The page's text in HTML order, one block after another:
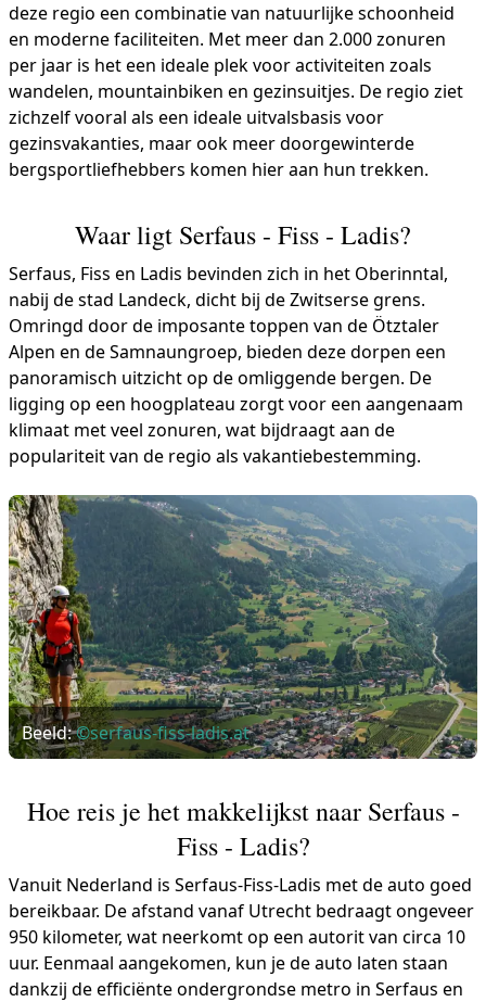
deze regio een combinatie van natuurlijke schoonheid
en moderne faciliteiten. Met meer dan 2.000 zonuren
per jaar is het een ideale plek voor activiteiten zoals
wandelen, mountainbiken en gezinsuitjes. De regio ziet
zichzelf vooral als een ideale uitvalsbasis voor
gezinsvakanties, maar ook meer doorgewinterde
bergsportliefhebbers komen hier aan hun trekken.
Waar ligt Serfaus - Fiss - Ladis?
Serfaus, Fiss en Ladis bevinden zich in het Oberinntal,
nabij de stad Landeck, dicht bij de Zwitserse grens.
Omringd door de imposante toppen van de Ötztaler
Alpen en de Samnaungroep, bieden deze dorpen een
panoramisch uitzicht op de omliggende bergen. De
ligging op een hoogplateau zorgt voor een aangenaam
klimaat met veel zonuren, wat bijdraagt aan de
populariteit van de regio als vakantiebestemming.
Beeld:©serfaus-fiss-ladis.at
Hoe reis je het makkelijkst naar Serfaus -
Fiss - Ladis?
Vanuit Nederland is Serfaus-Fiss-Ladis met de auto goed
bereikbaar. De afstand vanaf Utrecht bedraagt ongeveer
950 kilometer, wat neerkomt op een autorit van circa 10
uur. Eenmaal aangekomen, kun je de auto laten staan
dankzij de efficiënte ondergrondse metro in Serfaus en